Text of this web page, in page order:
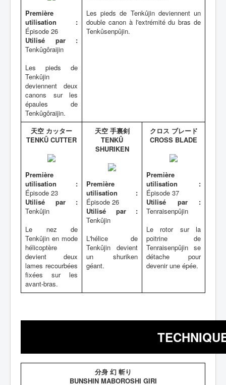
Première
utilisation :
Épisode 26
Utilisé par :
Tenkûgôraijin
Les pieds de
Tenkûjin
deviennent deux
canons sur les
épaules de
Tenkûgôraijin.
Les pieds de Tenkûjin deviennent un
double canon à l'extrémité du bras de
Tenkûsenpûjin.
天空 カッター
TENKÛ CUTTER
Première
utilisation :
Épisode 23
Utilisé par :
Tenkûjin
Le nez de
Tenkûjin en mode
hélicoptère
devient deux
lames recourbées
fixées sur les
avant-bras.
天空 手裏剣
TENKÛ
SHURIKEN
Première
utilisation :
Épisode 26
Utilisé par :
Tenkûjin
L'hélice de
Tenkûjin devient
un shuriken
géant.
クロス ブレード
CROSS BLADE
Première
utilisation :
Épisode 37
Utilisé par :
Tenraisenpûjin
Le rotor sur la
poitrine de
Tenraisenpûjin se
détache pour
devenir une épée.
分身 幻 斬り
BUNSHIN MABOROSHI GIRI